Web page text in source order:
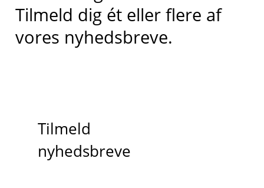
Tilmeld dig ét eller flere af
vores nyhedsbreve.
Tilmeld
nyhedsbreve